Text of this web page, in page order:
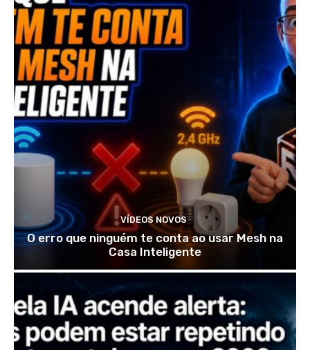
VÍDEOS NOVOS
O erro que ninguém te conta ao usar Mesh na
Casa Inteligente